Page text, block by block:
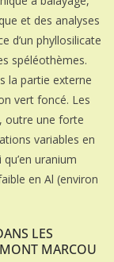
et des analyses
d’un phyllosilicate
spéléothèmes.
la partie externe
vert foncé. Les
outre une forte
variables en
uranium
en Al (environ
LES
MARCOU